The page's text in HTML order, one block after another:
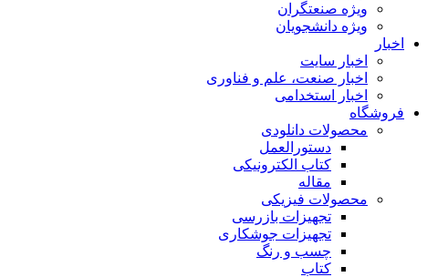
ویژه صنعتگران
ویژه دانشجویان
اخبار
اخبار سایت
اخبار صنعت، علم و فناوری
اخبار استخدامی
فروشگاه
محصولات دانلودی
دستورالعمل
کتاب الکترونیکی
مقاله
محصولات فیزیکی
تجهیزات بازرسی
تجهیزات جوشکاری
چسب و رنگ
کتاب